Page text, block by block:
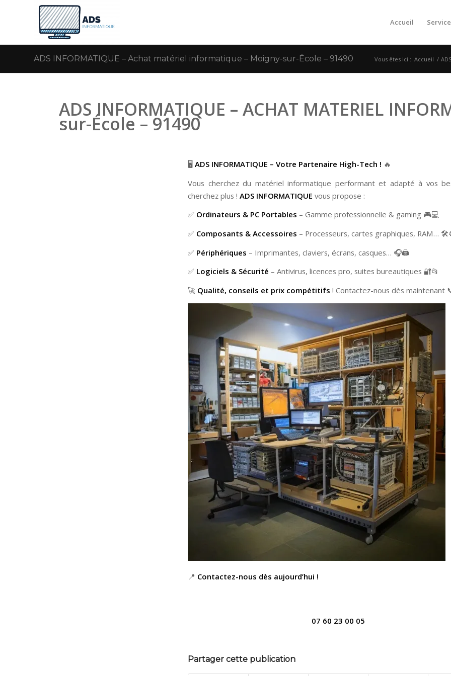
Accueil
ADS INFORMATIQUE – Achat matériel informatique – Moigny-sur-École – 91490 Vous êtes ici : Accueil /
ADS INFORMATIQUE – ACHAT MATERIEL
sur-École – 91490
🖥️ ADS INFORMATIQUE – Votre Partenaire High-Tech ! 🔥
Vous cherchez du matériel informatique performant et adapté à vos
cherchez plus ! ADS INFORMATIQUE vous propose :
✅ Ordinateurs & PC Portables – Gamme professionnelle & gaming 🎮💻
✅ Composants & Accessoires – Processeurs, cartes graphiques, RAM…
✅ Périphériques – Imprimantes, claviers, écrans, casques… 🎧🖨️
✅ Logiciels & Sécurité – Antivirus, licences pro, suites bureautiques 🔐📂
🚀 Qualité, conseils et prix compétitifs ! Contactez-nous dès maintenant
📍 Contactez-nous dès aujourd’hui !
07 60 23 00 05
Partager cette publication